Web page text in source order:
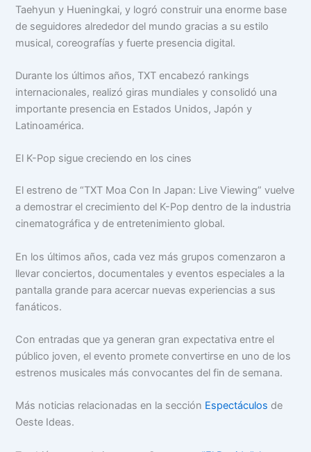
Taehyun y Hueningkai, y logró construir una enorme base
de seguidores alrededor del mundo gracias a su estilo
musical, coreografías y fuerte presencia digital.
Durante los últimos años, TXT encabezó rankings
internacionales, realizó giras mundiales y consolidó una
importante presencia en Estados Unidos, Japón y
Latinoamérica.
El K-Pop sigue creciendo en los cines
El estreno de “TXT Moa Con In Japan: Live Viewing” vuelve
a demostrar el crecimiento del K-Pop dentro de la industria
cinematográfica y de entretenimiento global.
En los últimos años, cada vez más grupos comenzaron a
llevar conciertos, documentales y eventos especiales a la
pantalla grande para acercar nuevas experiencias a sus
fanáticos.
Con entradas que ya generan gran expectativa entre el
público joven, el evento promete convertirse en uno de los
estrenos musicales más convocantes del fin de semana.
Más noticias relacionadas en la sección Espectáculos de
Oeste Ideas.